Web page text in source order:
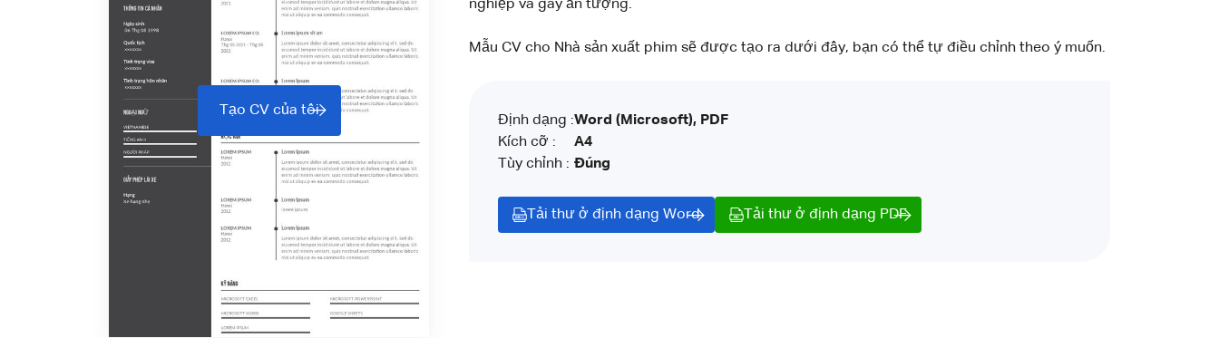
Tạo CV của tôi
nghiệp và gây ấn tượng.
Mẫu CV cho Nhà sản xuất phim sẽ được tạo ra dưới đây, bạn có thể tự điều chỉnh theo ý muốn.
Định dạng :
Kích cỡ :
Tùy chỉnh :
Word (Microsoft), PDF
A4
Đúng
Tải thư ở định dạng Word Tải thư ở định dạng PDF